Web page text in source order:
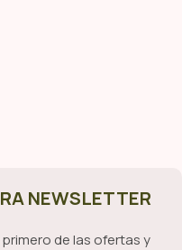
NEWSLETTER
de las ofertas y